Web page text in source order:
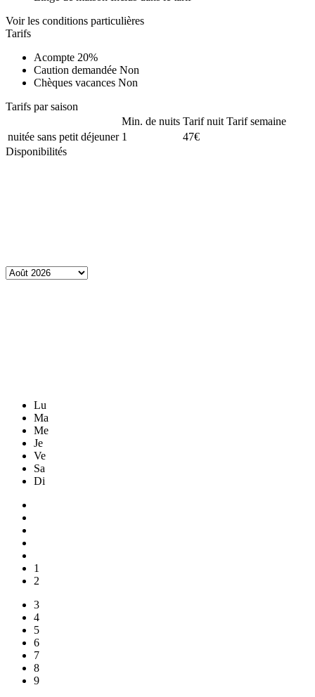
Voir les conditions particulières
Tarifs
Acompte 20%
Caution demandée Non
Chèques vacances Non
Tarifs par saison
Min. de nuits Tarif nuit Tarif semaine
nuitée sans petit déjeuner 1
47€
Disponibilités
Lu
Ma
Me
Je
Ve
Sa
Di
1
2
3
4
5
6
7
8
9